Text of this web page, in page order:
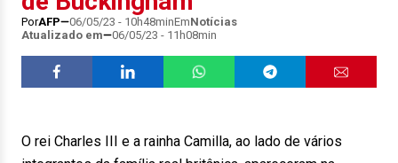
PorAFP 06/05/23 - 10h48minEmNotícias
Atualizado em
06/05/23 - 11h08min
O rei Charles III e a rainha Camilla, ao lado de vários